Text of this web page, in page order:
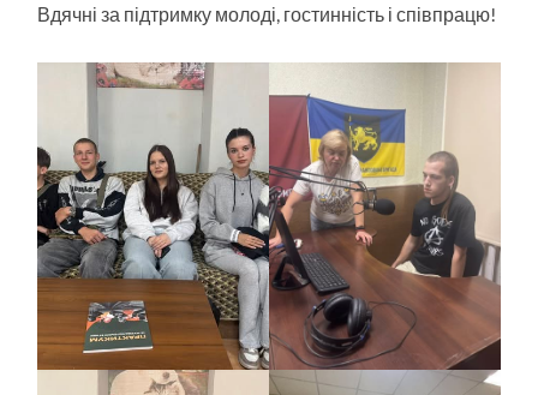
Вдячні за підтримку молоді, гостинність і співпрацю!